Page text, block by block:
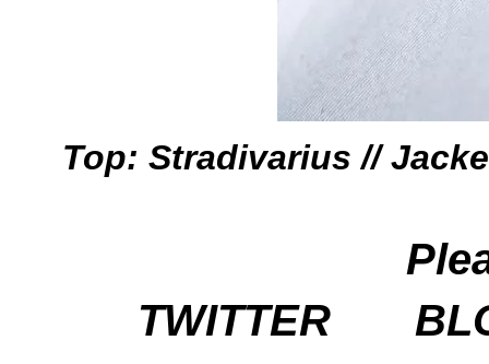
Top: Stradivarius //
TWITTER